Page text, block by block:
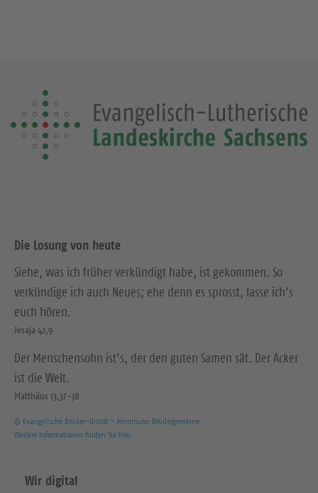
Die Losung von heute
Siehe, was ich früher verkündigt habe, ist gekommen. So
verkündige ich auch Neues; ehe denn es sprosst, lasse ich’s
euch hören.
Jesaja 42,9
Der Menschensohn ist’s, der den guten Samen sät. Der Acker
ist die Welt.
Matthäus 13,37-38
© Evangelische Brüder-Unität – Herrnhuter Brüdergemeine
Weitere Informationen finden Sie hier
Wir digital